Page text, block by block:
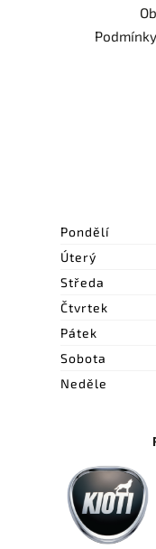
Pondělí
Úterý
Středa
Čtvrtek
Pátek
Sobota
Neděle